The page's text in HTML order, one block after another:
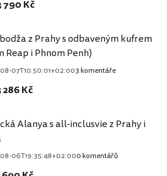
790 Kč
z Prahy s odbaveným kufrem
Reap i Phnom Penh)
07T10:50:01+02:003 komentáře
286 Kč
Alanya s all-inclusvie z Prahy i
06T19:35:48+02:000 komentářů